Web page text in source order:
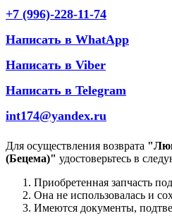
+7 (996)-228-11-74
Написать в WhatApp
Написать в Viber
Написать в Telegram
int174@yandex.ru
Для осуществления возврата
(Бецема)" удостоверьтесь в
Приобретенная запчасть
Она не использовалась и
Имеются документы,